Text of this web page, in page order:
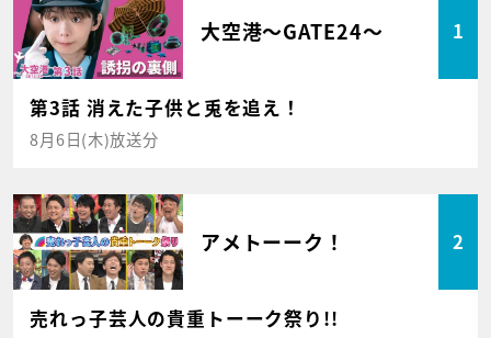
大空港～GATE24～ 1
第3話 消えた子供と兎を追え！
8月6日(木)放送分
アメトーーク！ 2
売れっ子芸人の貴重トーーク祭り!!